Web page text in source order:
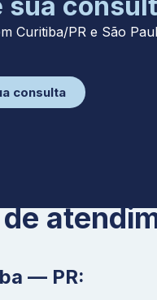
sua
Curitiba/PR e São
consulta
— PR: